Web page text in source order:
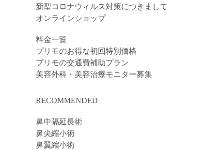
新型コロナウィルス対策につきまして
オンラインショップ
料金一覧
プリモのお得な初回特別価格
プリモの交通費補助プラン
美容外科・美容治療モニター募集
RECOMMENDED
鼻中隔延長術
鼻尖縮小術
鼻翼縮小術